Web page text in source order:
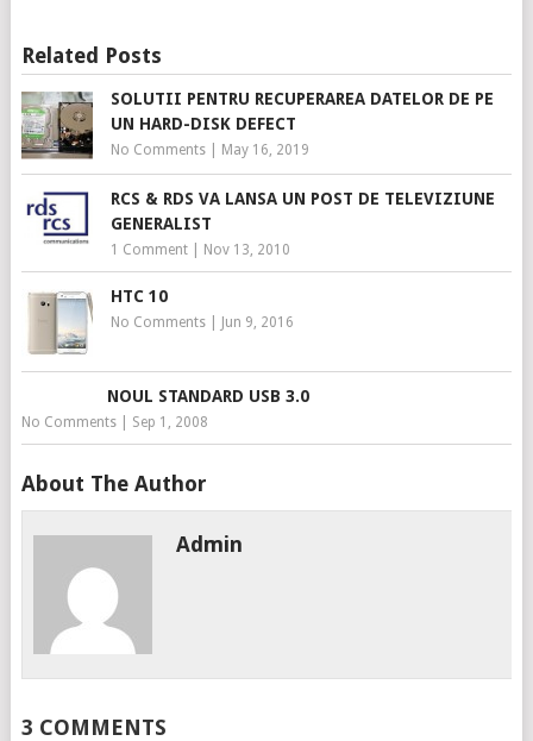
Related Posts
SOLUTII PENTRU RECUPERAREA DATELOR DE PE
UN HARD-DISK DEFECT
No Comments| May 16, 2019
RCS & RDS VA LANSA UN POST DE TELEVIZIUNE
GENERALIST
1 Comment| Nov 13, 2010
HTC 10
No Comments| Jun 9, 2016
NOUL STANDARD USB 3.0
No Comments| Sep 1, 2008
About The Author
Admin
3 COMMENTS